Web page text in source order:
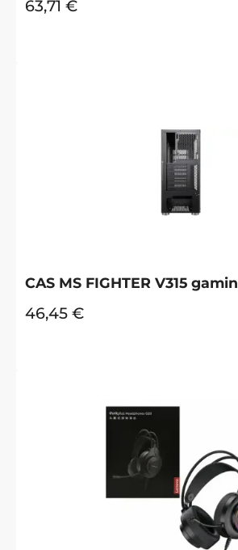
63,71 €
CAS MS FIGHTER V315
46,45 €